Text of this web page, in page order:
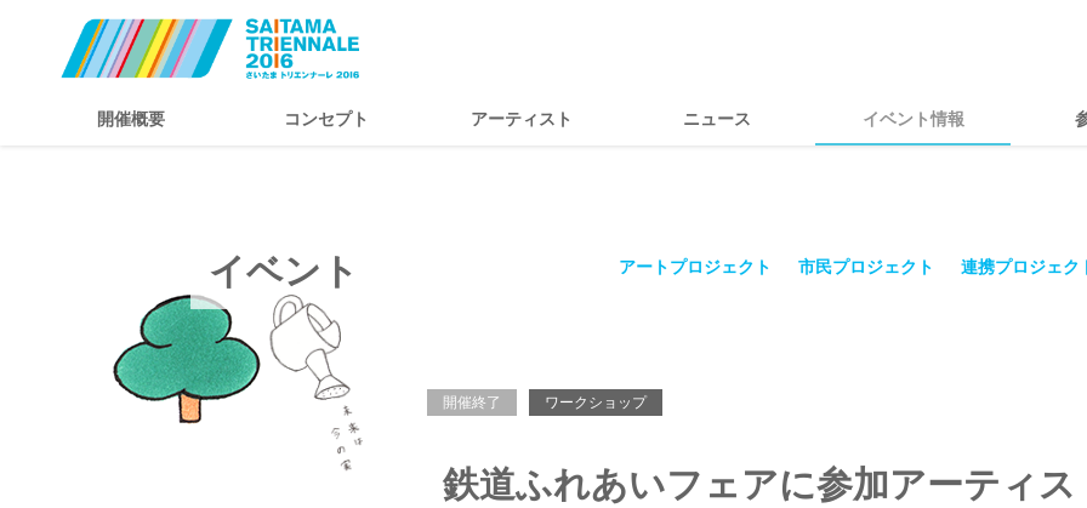
開催概要 コンセプト アーティスト ニュース イベント情報
イベント アートプロジェクト 市民プロジェクト 連携プロジェク
開催終了 ワークショップ
鉄道ふれあいフェアに参加アーティス